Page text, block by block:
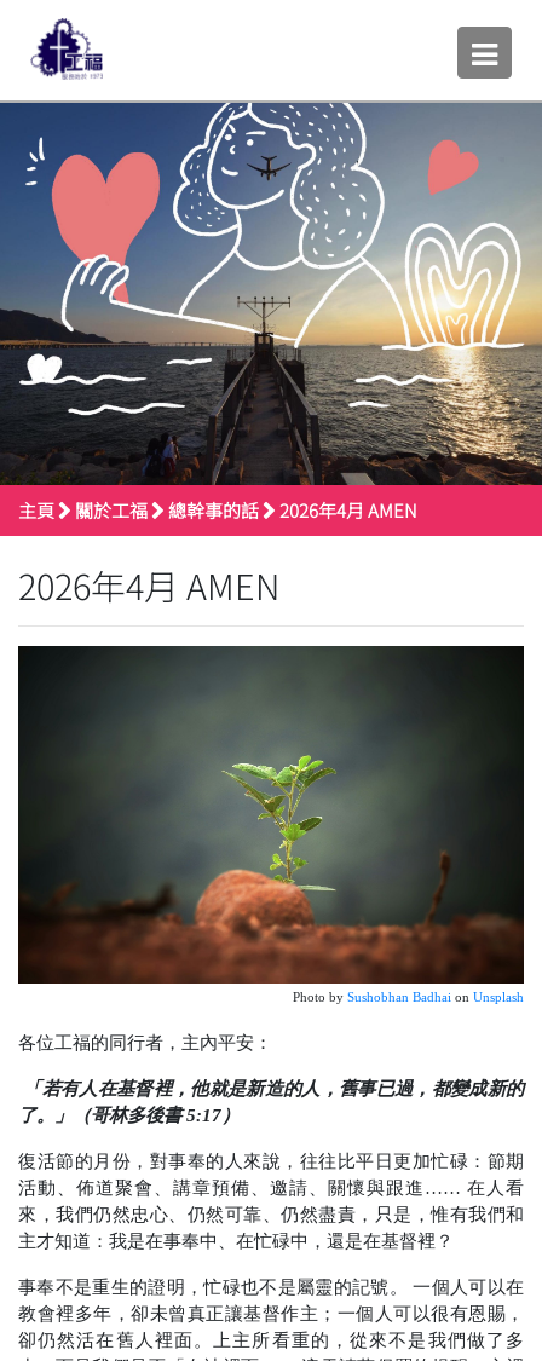
主頁 關於工福 總幹事的話 2026年4月 AMEN
2026年4月 AMEN
Photo by Sushobhan Badhai on Unsplash
各位工福的同行者，主內平安：
「若有人在基督裡，他就是新造的人，舊事已過，都變成新的
了。」（哥林多後書5:17 ）
復活節的月份，對事奉的人來說，往往比平日更加忙碌：節期
活動、佈道聚會、講章預備、邀請、關懷與跟進…… 在人看
來，我們仍然忠心、仍然可靠、仍然盡責，只是，惟有我們和
主才知道：我是在事奉中、在忙碌中，還是在基督裡？
事奉不是重生的證明，忙碌也不是屬靈的記號。
一個人可以在
教會裡多年，卻未曾真正讓基督作主；一個人可以很有恩賜，
卻仍然活在舊人裡面。上主所看重的，從來不是我們做了多